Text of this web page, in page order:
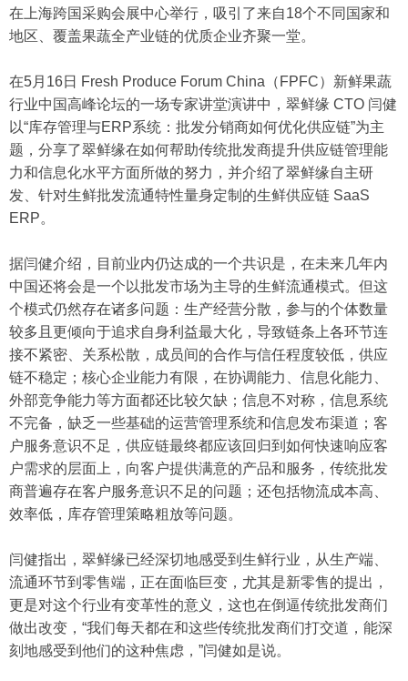
在上海跨国采购会展中心举行，吸引了来自18个不同国家和
地区、覆盖果蔬全产业链的优质企业齐聚一堂。
在5月16日 Fresh Produce Forum China（FPFC）新鲜果蔬
行业中国高峰论坛的一场专家讲堂演讲中，翠鲜缘 CTO 闫健
以“库存管理与ERP系统：批发分销商如何优化供应链”为主
题，分享了翠鲜缘在如何帮助传统批发商提升供应链管理能
力和信息化水平方面所做的努力，并介绍了翠鲜缘自主研
发、针对生鲜批发流通特性量身定制的生鲜供应链 SaaS
ERP。
据闫健介绍，目前业内仍达成的一个共识是，在未来几年内
中国还将会是一个以批发市场为主导的生鲜流通模式。但这
个模式仍然存在诸多问题：生产经营分散，参与的个体数量
较多且更倾向于追求自身利益最大化，导致链条上各环节连
接不紧密、关系松散，成员间的合作与信任程度较低，供应
链不稳定；核心企业能力有限，在协调能力、信息化能力、
外部竞争能力等方面都还比较欠缺；信息不对称，信息系统
不完备，缺乏一些基础的运营管理系统和信息发布渠道；客
户服务意识不足，供应链最终都应该回归到如何快速响应客
户需求的层面上，向客户提供满意的产品和服务，传统批发
商普遍存在客户服务意识不足的问题；还包括物流成本高、
效率低，库存管理策略粗放等问题。
闫健指出，翠鲜缘已经深切地感受到生鲜行业，从生产端、
流通环节到零售端，正在面临巨变，尤其是新零售的提出，
更是对这个行业有变革性的意义，这也在倒逼传统批发商们
做出改变，“我们每天都在和这些传统批发商们打交道，能深
刻地感受到他们的这种焦虑，”闫健如是说。